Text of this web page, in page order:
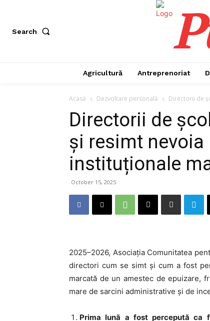
Search
Agricultură Antreprenoriat
Acasă Dezvoltare personală Directorii de
Directorii de
și resimt
instituționale
October 15, 2025
2025–2026, Asociația Comunitatea
directori cum se simt și cum a fost
marcată de un amestec de epuizare,
mare de sarcini administrative și de
Prima lună a fost percepută ca